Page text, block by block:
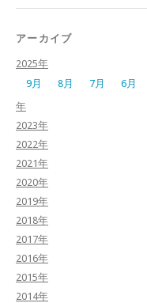
アーカイブ
2025年
9月
8月 7月 6月
年
2023年
2022年
2021年
2020年
2019年
2018年
2017年
2016年
2015年
2014年